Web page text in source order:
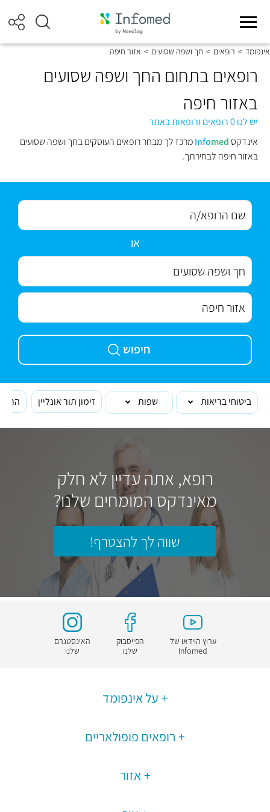
אינפומד > רופאים > חך ושפה שסועים > אזור חיפה
רופאים בתחום החך ושפה שסועים
באזור חיפה
יש לנו 0 רופאים ורופאות באתר
אינדקס
Infomed
מרכז לך מבחר רופאים העוסקים בחך ושפה שסועים
באזור חיפה לבחירתך.
או
חיפוש
ביטוחי בריאות שפות זימון תור אונליין
רופא, אתה עדיין לא חלק
מאינדקס המומחים שלנו?
שווה לך להצטרף!
ערוץ הוידאו של
Infomed
הפייסבוק
שלנו
האינסטגרם
שלנו
על אינפומד
רופאים פופולאריים
אזור